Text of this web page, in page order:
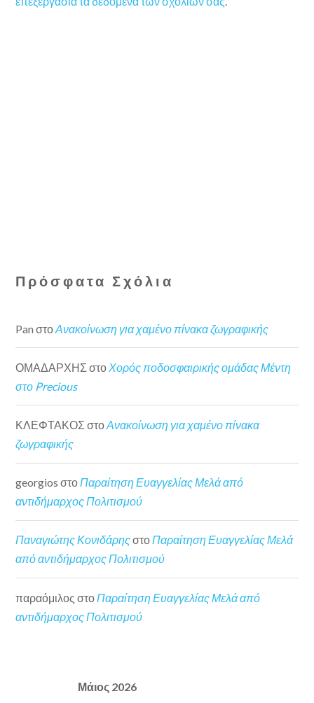
Πρόσφατα Σχόλια
Pan στοΑνακοίνωση για χαμένο πίνακα ζωγραφικής
ΟΜΑΔΑΡΧΗΣ στοΧορός ποδοσφαιρικής ομάδας Μέντη
στο Precious
ΚΛΕΦΤΑΚΟΣ στοΑνακοίνωση για χαμένο πίνακα
ζωγραφικής
georgios στοΠαραίτηση Ευαγγελίας Μελά από
αντιδήμαρχος Πολιτισμού
Παναγιώτης ΚονιδάρηςστοΠαραίτηση Ευαγγελίας Μελά
από αντιδήμαρχος Πολιτισμού
παραόμιλος στο Παραίτηση Ευαγγελίας Μελά από
αντιδήμαρχος Πολιτισμού
Μάιος 2026